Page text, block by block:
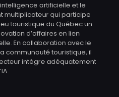
artificielle et le
multiplicateur qui participe
touristique du Québec un
d’affaires en lien
En collaboration avec le
communauté touristique, il
intègre adéquatement